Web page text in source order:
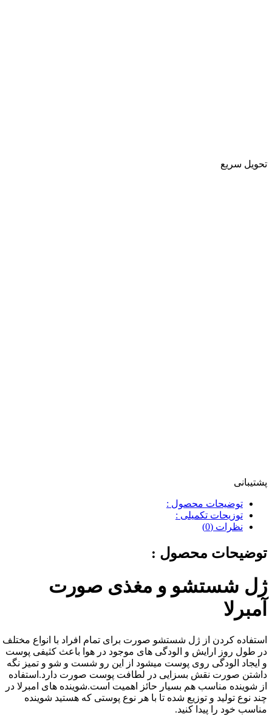
تحویل سریع
پشتیبانی
توضیحات محصول :
توزیحات تکمیلی :
نظرات (0)
توضیحات محصول :
ژل شستشو و مغذی صورت
آمبرلا
استفاده کردن از ژل شستشو صورت برای تمام افراد با انواع مختلف
در طول روز ارایش و الودگی های موجود در هوا باعث کثیفی پوست
و ایجاد الودگی روی پوست میشود از این رو شست و شو و تمیز نگه
داشتن صورت نقش بسزایی در لطافت پوست صورت دارد.استفاده
از شوینده مناسب هم بسیار حائز اهمیت است.شوینده های امبرلا در
چند نوع تولید و توزیع شده تا با هر نوع پوستی که هستید شوینده
مناسب خود را پیدا کنید.